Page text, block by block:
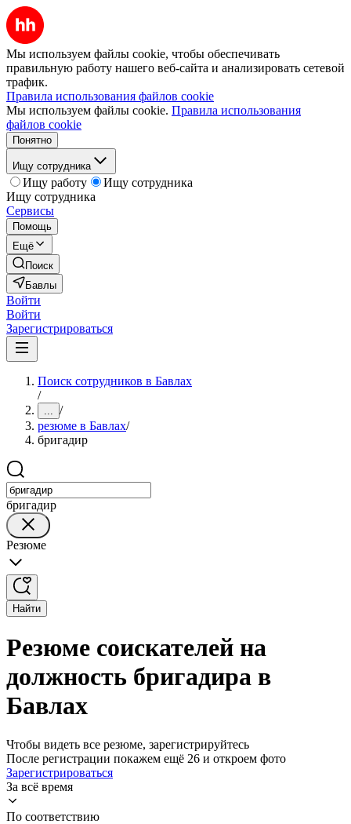
Мы используем файлы cookie, чтобы обеспечивать
правильную работу нашего веб-сайта и анализировать сетевой
трафик.
Правила использования файлов cookie
Мы используем файлы cookie. Правила использования
файлов cookie
Понятно
Ищу сотрудника
Ищу работу
Ищу сотрудника
Ищу сотрудника
Сервисы
Помощь
Ещё
Поиск
Бавлы
Войти
Войти
Зарегистрироваться
Поиск сотрудников в Бавлах
/
... /
резюме в Бавлах/
бригадир
бригадир
Резюме
Найти
Резюме соискателей на
должность бригадира в
Бавлах
Чтобы видеть все резюме, зарегистрируйтесь
После регистрации покажем ещё 26 и откроем фото
Зарегистрироваться
За всё время
По соответствию